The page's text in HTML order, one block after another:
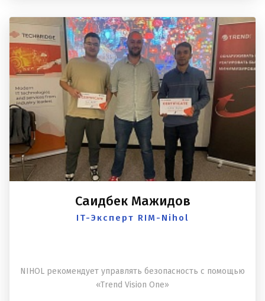
Саидбек Мажидов
IT-Эксперт RIM-Nihol
NIHOL рекомендует управлять безопасность с помощью
«Trend Vision One»